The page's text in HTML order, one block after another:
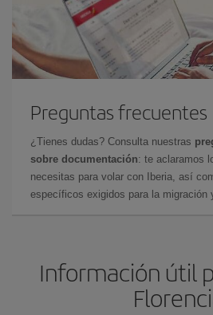
Preguntas frecuentes
¿Tienes dudas? Consulta nuestras
sobre documentación: te aclaramos
necesitas para volar con Iberia, así
específicos exigidos para la migración
Información útil